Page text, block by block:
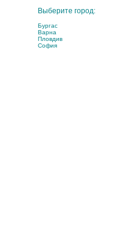
Выберите город:
Бургас
Варна
Пловдив
София